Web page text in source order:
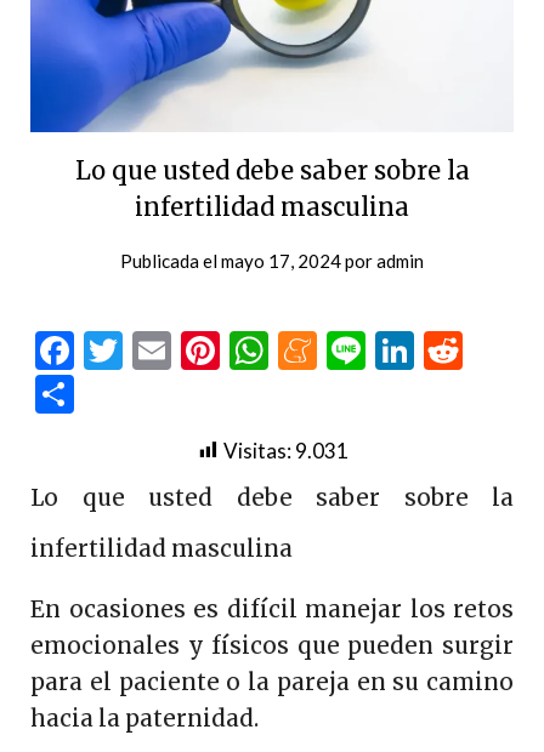
Lo que usted debe saber sobre la
infertilidad masculina
Publicada elmayo 17, 2024poradmin
Facebook
Twitter
EmailPinterest
WhatsApp
Meneame
Line
Visitas:9.031
Lo que usted debe saber sobre la
infertilidad masculina
En ocasiones es difícil manejar los retos
emocionales y físicos que pueden surgir
para el paciente o la pareja en su camino
hacia la paternidad.